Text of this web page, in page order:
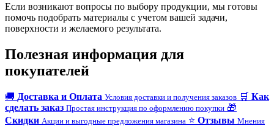
Если возникают вопросы по выбору продукции, мы готовы
помочь подобрать материалы с учетом вашей задачи,
поверхности и желаемого результата.
Полезная информация для
покупателей
🚚 Доставка и Оплата Условия доставки и получения заказов 🛒 Как
сделать заказ Простая инструкция по оформлению покупки 🎁
Скидки Акции и выгодные предложения магазина ⭐ Отзывы Мнения